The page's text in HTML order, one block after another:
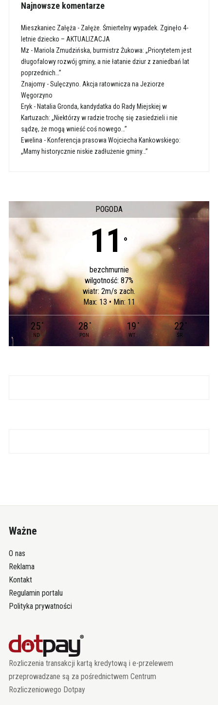
Najnowsze komentarze
Mieszkaniec Załęża - Załęże. Śmiertelny wypadek. Zginęło 4-
letnie dziecko – AKTUALIZACJA
Mz - Mariola Zmudzińska, burmistrz Żukowa: „Priorytetem jest
długofalowy rozwój gminy, a nie łatanie dziur z zaniedbań lat
poprzednich…”
Znajomy-Sulęczyno. Akcja ratownicza na Jeziorze
Węgorzyno
Eryk- Natalia Gronda, kandydatka do Rady Miejskiej w
Kartuzach: „Niektórzy w radzie trochę się zasiedzieli i nie
sądzę, że mogą wnieść coś nowego…”
Ewelina - Konferencja prasowa Wojciecha Kankowskiego:
„Mamy historycznie niskie zadłużenie gminy…”
POGODA
11 °
bezchmurnie
wilgotność: 87%
wiatr: 2m/s zach.
Max: 13 • Min: 11
25 °
ND
28°
PON
19 °
WT
22 °
ŚR
Ważne
O nas
Reklama
Kontakt
Regulamin portalu
Polityka prywatności
Rozliczenia transakcji kartą kredytową i e-przelewem
przeprowadzane są za pośrednictwem Centrum
Rozliczeniowego Dotpay